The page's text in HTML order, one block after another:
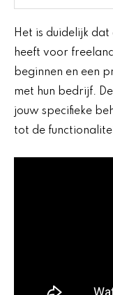
Het is duidelijk
heeft voor
beginnen en een
met hun bedrijf.
jouw specifieke
tot de